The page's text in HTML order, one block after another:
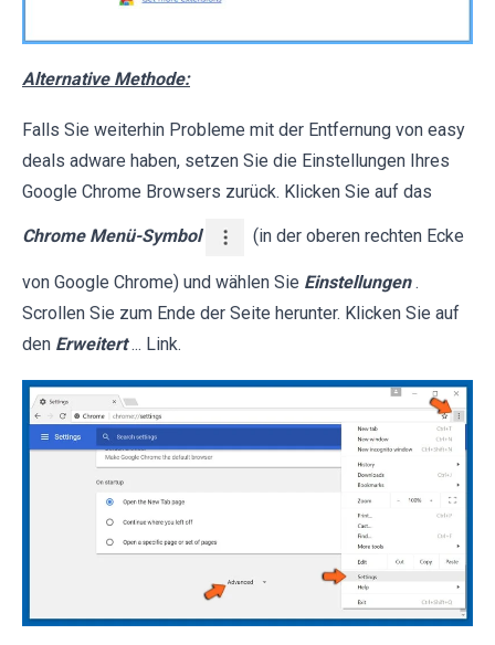
Alternative Methode:
Falls Sie weiterhin Probleme mit der Entfernung von easy
deals adware haben, setzen Sie die Einstellungen Ihres
Google Chrome Browsers zurück. Klicken Sie auf das
Chrome Menü-Symbol (in der oberen rechten Ecke
von Google Chrome) und wählen Sie Einstellungen .
Scrollen Sie zum Ende der Seite herunter. Klicken Sie auf
den Erweitert ... Link.